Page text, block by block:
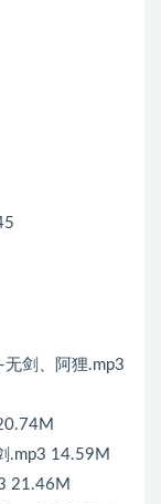
剑、阿狸.mp3
.mp3 14.59M
21.46M